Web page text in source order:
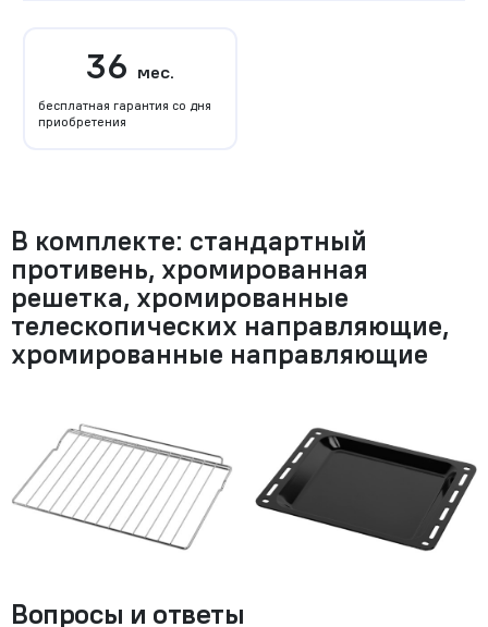
36 мес.
бесплатная гарантия со дня
приобретения
В комплекте: стандартный
противень, хромированная
решетка, хромированные
телескопических направляющие,
хромированные направляющие
Вопросы и ответы